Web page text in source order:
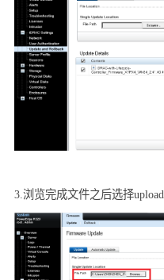
3. 浏览完成文件之后选择upload